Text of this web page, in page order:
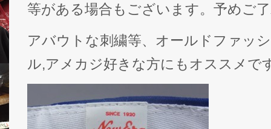
等がある場合もございます。予めご
アバウトな刺繍等、オールドファッ
ル,アメカジ好きな方にもオススメで